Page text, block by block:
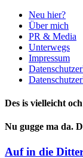
Neu hier?
Über mich
PR & Media
Unterwegs
Impressum
Des is vielleicht
Nu gugge ma da.
Auf in die